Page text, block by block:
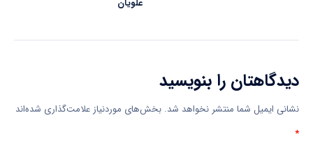
علویان
دیدگاهتان را بنویسید
نشانی ایمیل شما منتشر نخواهد شد. بخش‌های موردنیاز علامت‌گذاری شده‌اند
*